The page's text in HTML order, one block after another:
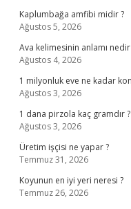
Kaplumbağa amfibi midir ?
Ağustos 5, 2026
Ava kelimesinin anlamı nedir
Ağustos 4, 2026
1 milyonluk eve ne kadar
Ağustos 3, 2026
1 dana pirzola kaç gramdır ?
Ağustos 3, 2026
Üretim işçisi ne yapar ?
Temmuz 31, 2026
Koyunun en iyi yeri neresi ?
Temmuz 26, 2026